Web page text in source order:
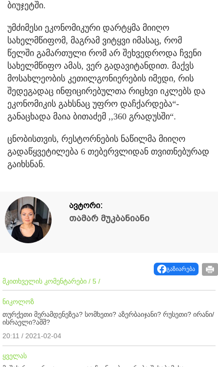
ბიუჯეტში.
უმძიმესი ეკონომიკური დარტყმა მიიღო
სახელმწიფომ, მაგრამ ვიტყვი იმასაც, რომ
წელში გამართული რომ არ შეხვედროდა ჩვენი
სახელმწიფო ამას, ვერ გადავიტანდით. მაქვს
მოსახლეობის კეთილგონიერების იმედი, რის
შედეგადაც ინფიცირებულთა რიცხვი იკლებს და
ეკონომიკის გახსნაც უფრო დაჩქარდება“-
განაცხადა მაია ბითაძემ ,,360 გრადუსში“.
ცნობისთვის, რესტორნების ნაწილმა მიიღო
გადაწყვეტილება 6 თებერვლიდან თვითნებურად
გაიხსნან.
ავტორი:
თამარ მუკბანიანი
გაზიარება
მკითხველის კომენტარები / 5 /
ნიკოლოზ
თურქეთი მერამდენეზეა? სომხეთი? აზერბაიჯანი? რუსეთი? ირანი/
ისრაელი?აშშ?
20:11 / 2021-02-04
ყველას